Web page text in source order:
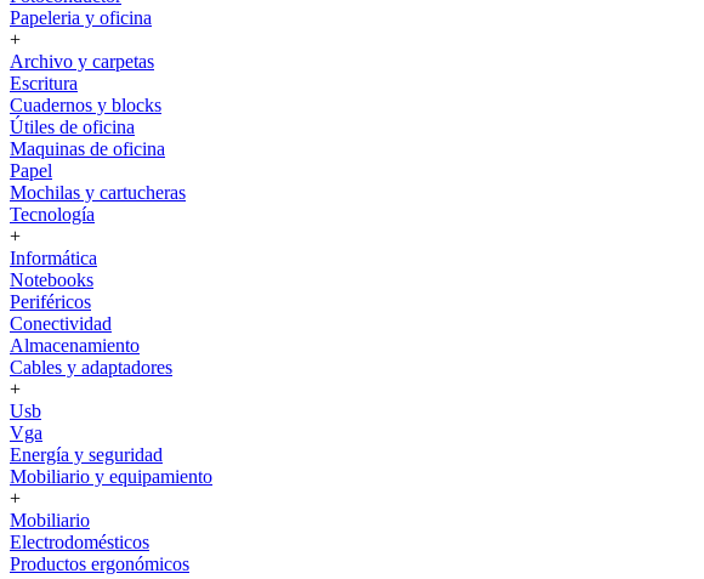
Papeleria y oficina
+
Archivo y carpetas
Escritura
Cuadernos y blocks
Útiles de oficina
Maquinas de oficina
Papel
Mochilas y cartucheras
Tecnología
+
Informática
Notebooks
Periféricos
Conectividad
Almacenamiento
Cables y adaptadores
+
Usb
Vga
Energía y seguridad
Mobiliario y equipamiento
+
Mobiliario
Electrodomésticos
Productos ergonómicos